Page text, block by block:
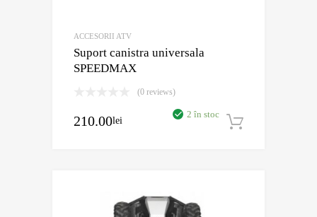
ACCESORII ATV
Suport canistra universala
SPEEDMAX
(0 reviews)
210.00lei
2 în stoc